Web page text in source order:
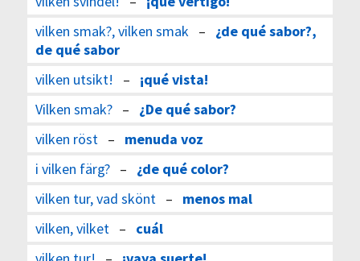
vilken smak?, vilken smak– ¿de qué sabor?,
de qué sabor
vilken utsikt! – ¡qué vista!
Vilken smak?– ¿De qué sabor?
vilken röst– menuda voz
i vilken färg?– ¿de qué color?
vilken tur, vad skönt– menos mal
vilken, vilket– cuál